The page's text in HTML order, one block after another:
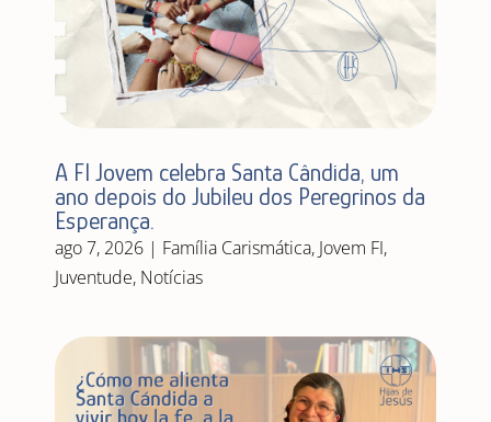
A FI Jovem celebra Santa Cândida, um
ano depois do Jubileu dos Peregrinos da
Esperança.
ago 7, 2026| Família Carismática, Jovem FI,
Juventude, Notícias